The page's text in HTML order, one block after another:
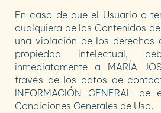
En caso de que el Usuario o
cualquiera de los Contenidos
una violación de los derechos
propiedad intelectual,
inmediatamente a MARÍA
través de los datos de
INFORMACIÓN GENERAL
Condiciones Generales de Uso.